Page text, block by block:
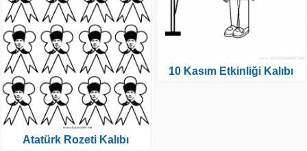
Atatürk Rozeti Kalıbı
10 Kasım Etkinliği Kalıbı